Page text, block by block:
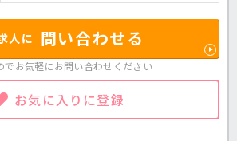
人に 問い合わせる
でお気軽にお問い合わせください
お気に入りに登録